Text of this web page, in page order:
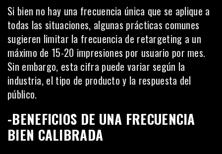
Si bien no hay una frecuencia única que se aplique a
todas las situaciones, algunas prácticas comunes
sugieren limitar la frecuencia de retargeting a un
máximo de 15-20 impresiones por usuario por mes.
Sin embargo, esta cifra puede variar según la
industria, el tipo de producto y la respuesta del
público.
-BENEFICIOS DE UNA FRECUENCIA
BIEN CALIBRADA